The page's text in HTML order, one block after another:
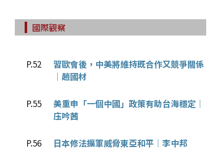
國際觀察
P.52
習歐會後，中美將維持既合作又競爭關係
｜趙國材
P.55
美重申「一個中國」政策有助台海穩定｜
庒吟茜
P.56 日本修法擴軍威脅東亞和平｜李中邦